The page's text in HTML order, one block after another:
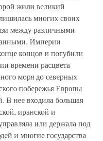
жили великий
многих своих
между различными
Империи
концов и погубили
времени расцвета
моря до северных
побережья Европы
В нее входила большая
иранской и
или держала под
и многие государства